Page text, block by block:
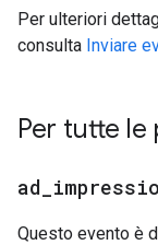
Per ulteriori
consulta Inviare
Per tutte
ad
Questo evento è